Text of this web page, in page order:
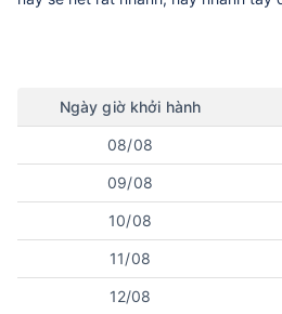
Ngày giờ khởi hành
08/08
09/08
10/08
11/08
12/08